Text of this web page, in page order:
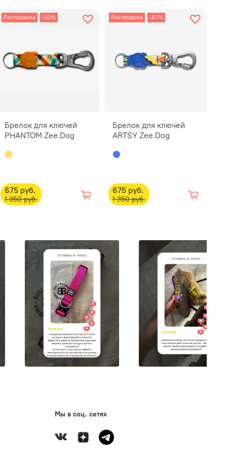
Распродажа -50%
Брелок для ключей
PHANTOM Zee.Dog
675 руб.
1 350 руб.
Распродажа -50%
Брелок для ключей
ARTSY Zee.Dog
675 руб.
1 350 руб.
Мы в соц. сетях